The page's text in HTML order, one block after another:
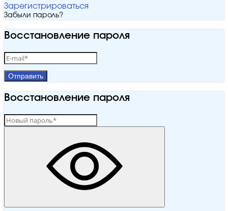
Зарегистрироваться
Забыли пароль?
Восстановление пароля
Отправить
Восстановление пароля